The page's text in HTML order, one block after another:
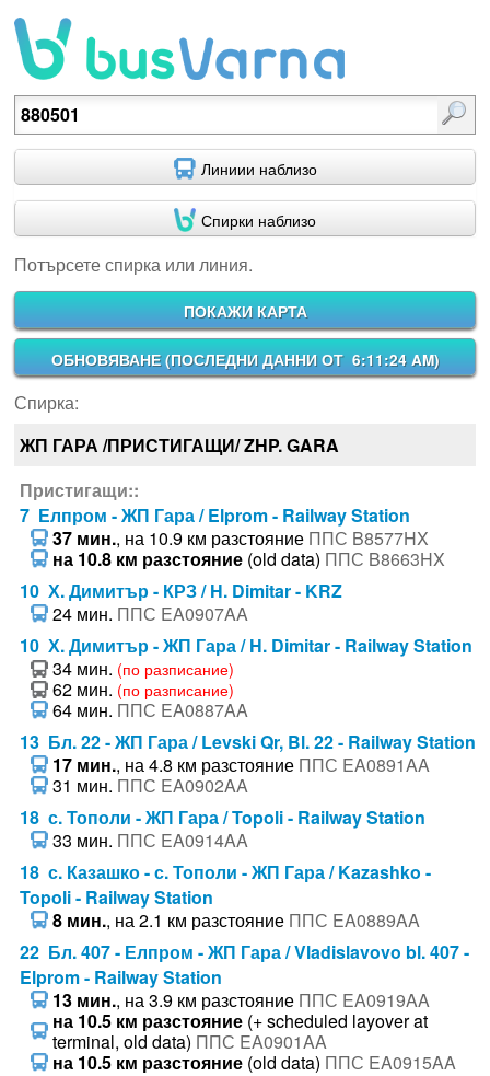
Потърсете спирка или линия.
Линиии наблизо
Спирки наблизо
Потърсете спирка или линия.
ПОКАЖИ КАРТА
ОБНОВЯВАНЕ (ПОСЛЕДНИ ДАННИ ОТ 6:11:24 AM)
Спирка:
ЖП ГАРА /ПРИСТИГАЩИ/ ZHP. GARA
Пристигащи::
7 Елпром - ЖП Гара / Elprom - Railway Station
37 мин., на 10.9 км разстояние ППС B8577HX
на 10.8 км разстояние(old data) ППС B8663HX
10 Х. Димитър - КРЗ / H. Dimitar - KRZ
24 мин. ППС EA0907AA
10 Х. Димитър - ЖП Гара / H. Dimitar - Railway Station
34 мин. (по разписание)
62 мин. (по разписание)
64 мин. ППС EA0887AA
13 Бл. 22 - ЖП Гара / Levski Qr, Bl. 22 - Railway Station
17 мин., на 4.8 км разстояние ППС EA0891AA
31 мин. ППС EA0902AA
18 с. Тополи - ЖП Гара / Topoli - Railway Station
33 мин. ППС EA0914AA
18 с. Казашко - с. Тополи - ЖП Гара / Kazashko -
Topoli - Railway Station
8 мин., на 2.1 км разстояние ППС EA0889AA
22 Бл. 407 - Елпром - ЖП Гара / Vladislavovo bl. 407 -
Elprom - Railway Station
13 мин., на 3.9 км разстояние ППС EA0919AA
на 10.5 км разстояние(+ scheduled layover at
terminal, old data) ППС EA0901AA
на 10.5 км разстояние(old data) ППС EA0915AA